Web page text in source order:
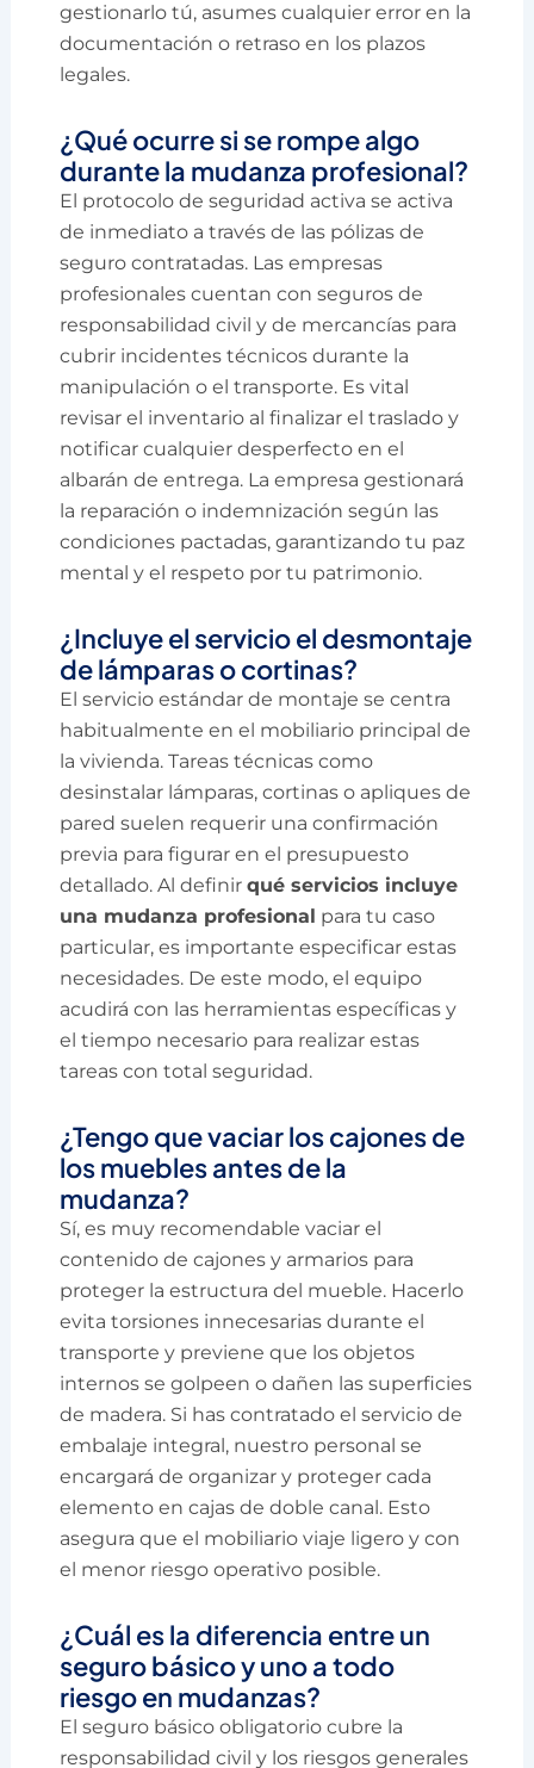
gestionarlo tú, asumes cualquier error en la
documentación o retraso en los plazos
legales.
¿Qué ocurre si se rompe algo
durante la mudanza profesional?
El protocolo de seguridad activa se activa
de inmediato a través de las pólizas de
seguro contratadas. Las empresas
profesionales cuentan con seguros de
responsabilidad civil y de mercancías para
cubrir incidentes técnicos durante la
manipulación o el transporte. Es vital
revisar el inventario al finalizar el traslado y
notificar cualquier desperfecto en el
albarán de entrega. La empresa gestionará
la reparación o indemnización según las
condiciones pactadas, garantizando tu paz
mental y el respeto por tu patrimonio.
¿Incluye el servicio el desmontaje
de lámparas o cortinas?
El servicio estándar de montaje se centra
habitualmente en el mobiliario principal de
la vivienda. Tareas técnicas como
desinstalar lámparas, cortinas o apliques de
pared suelen requerir una confirmación
previa para figurar en el presupuesto
detallado. Al definirqué servicios incluye
una mudanza profesional para tu caso
particular, es importante especificar estas
necesidades. De este modo, el equipo
acudirá con las herramientas específicas y
el tiempo necesario para realizar estas
tareas con total seguridad.
¿Tengo que vaciar los cajones de
los muebles antes de la
mudanza?
Sí, es muy recomendable vaciar el
contenido de cajones y armarios para
proteger la estructura del mueble. Hacerlo
evita torsiones innecesarias durante el
transporte y previene que los objetos
internos se golpeen o dañen las superficies
de madera. Si has contratado el servicio de
embalaje integral, nuestro personal se
encargará de organizar y proteger cada
elemento en cajas de doble canal. Esto
asegura que el mobiliario viaje ligero y con
el menor riesgo operativo posible.
¿Cuál es la diferencia entre un
seguro básico y uno a todo
riesgo en mudanzas?
El seguro básico obligatorio cubre la
responsabilidad civil y los riesgos generales